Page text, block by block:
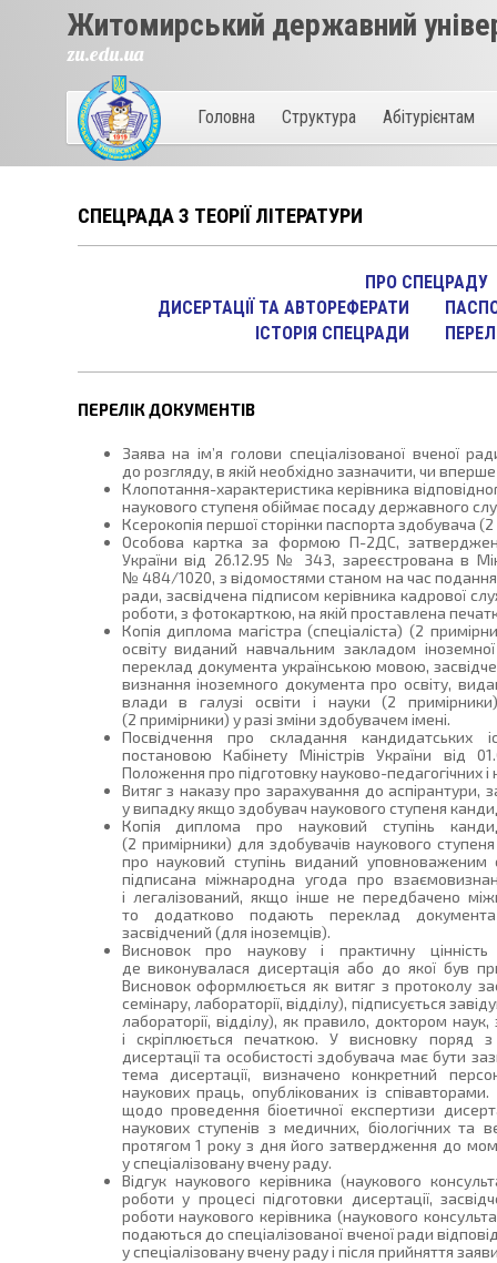
Житомирський державний
zu.edu.ua
Головна Структура Абітурієнтам
СПЕЦРАДА З ТЕОРІЇ ЛІТЕРАТУРИ
ПРО СПЕЦРАДУ
ДИСЕРТАЦІЇ ТА АВТОРЕФЕРАТИ
ІСТОРІЯ СПЕЦРАДИ
ПЕРЕЛІК ДОКУМЕНТІВ
Заява на ім’я голови спеціалізованої вченої
до розгляду, в якій необхідно зазначити, чи
Клопотання-характеристика керівника
наукового ступеня обіймає посаду державного
Ксерокопія першої сторінки паспорта здобувача
Особова картка за формою П-2ДС,
України від 26.12.95 № 343, зареєстрована в
№ 484/1020, з відомостями станом на час подання
ради, засвідчена підписом керівника кадрової
роботи, з фотокарткою, на якій проставлена
Копія диплома магістра (спеціаліста) (2
освіту виданий навчальним закладом
переклад документа українською мовою,
визнання іноземного документа про освіту,
влади в галузі освіти і науки (2
(2 примірники) у разі зміни здобувачем імені.
Посвідчення про складання
постановою Кабінету Міністрів України
Положення про підготовку науково-педагогічних і
Витяг з наказу про зарахування до аспірантури,
у випадку якщо здобувач наукового ступеня
Копія диплома про науковий ступінь
(2 примірники) для здобувачів наукового
про науковий ступінь виданий
підписана міжнародна угода про
і легалізований, якщо інше не передбачено
то додатково подають переклад
засвідчений (для іноземців).
Висновок про наукову і практичну цінність
де виконувалася дисертація або до якої був
Висновок оформлюється як витяг з протоколу
семінару, лабораторії, відділу), підписується
лабораторії, відділу), як правило, доктором
і скріплюється печаткою. У висновку поряд
дисертації та особистості здобувача має бути
тема дисертації, визначено конкретний
наукових праць, опублікованих із
щодо проведення біоетичної експертизи
наукових ступенів з медичних, біологічних та
протягом 1 року з дня його затвердження до
у спеціалізовану вчену раду.
Відгук наукового керівника (наукового
роботи у процесі підготовки дисертації,
роботи наукового керівника (наукового
подаються до спеціалізованої вченої ради
у спеціалізовану вчену раду і після прийняття